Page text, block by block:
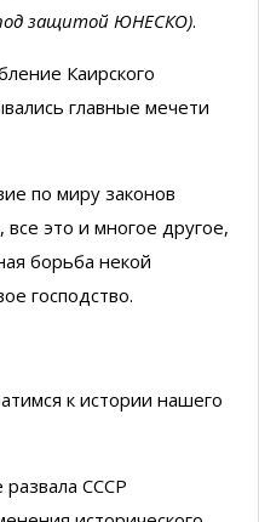
защитой ЮНЕСКО).
Каирского
главные мечети
по миру законов
это и многое другое,
борьба некой
господство.
к истории нашего
развала СССР